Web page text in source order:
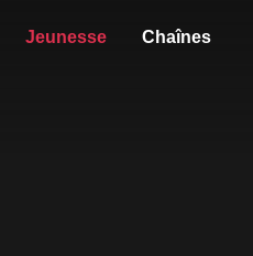
Jeunesse Chaînes